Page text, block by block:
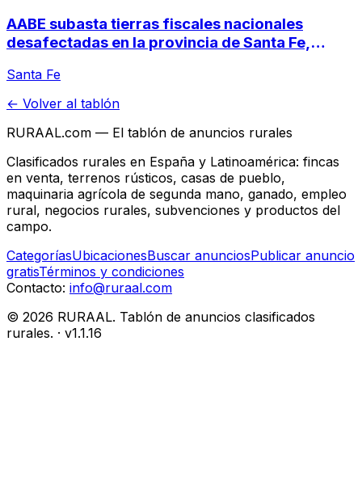
AABE subasta tierras fiscales nacionales
desafectadas en la provincia de Santa Fe,
Santa Fe
← Volver al tablón
RURAAL.com — El tablón de anuncios rurales
Clasificados rurales en España y Latinoamérica: fincas
en venta, terrenos rústicos, casas de pueblo,
maquinaria agrícola de segunda mano, ganado, empleo
rural, negocios rurales, subvenciones y productos del
campo.
CategoríasUbicacionesBuscar anunciosPublicar anuncio
gratisTérminos y condiciones
Contacto: info@ruraal.com
© 2026 RURAAL. Tablón de anuncios clasificados
rurales. · v1.1.16